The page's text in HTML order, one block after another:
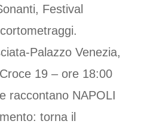
Festival
Palazzo Venezia,
19 – ore 18:00
raccontano NAPOLI
torna il